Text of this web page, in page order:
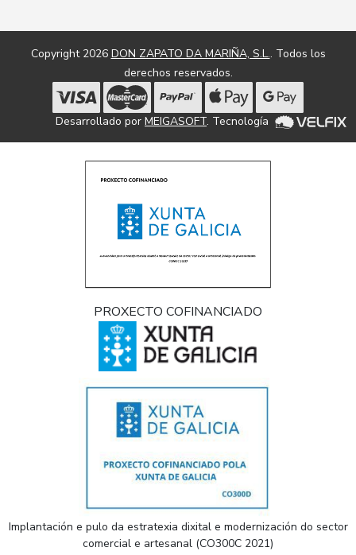
Copyright 2026 DON ZAPATO DA MARIÑA, S.L.. Todos los
derechos reservados.
Desarrollado por MEIGASOFT. Tecnología
PROXECTO COFINANCIADO
Implantación e pulo da estratexia dixital e modernización do sector
comercial e artesanal (CO300C 2021)